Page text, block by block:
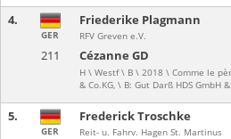
4.
211 Cézanne GD
H \ Westf \ B \ 2018 \ Comme le
& Co.KG, \ B: Gut Darß HDS GmbH &
GER
Friederike Plagmann
RFV Greven e.V.
5.
GER
Frederick Troschke
Reit- u. Fahrv. Hagen St. Martinus